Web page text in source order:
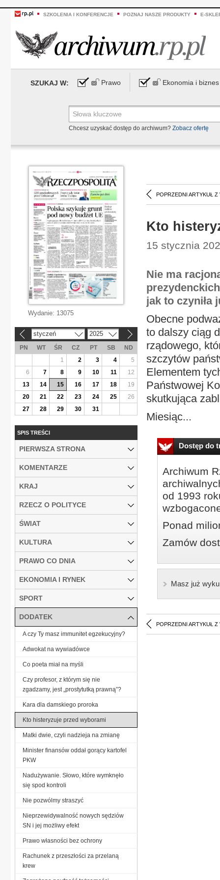
SZKOLENIA I KONFERENCJE POZNAJ NASZE PRODUKTY E-
SZUKAJ W: Prawo Ekonomia i biznes
Chcesz uzyskać dostęp do archiwum? Zobacz ofertę
POPRZEDNI ARTYKUŁ Z
Kto
15 stycznia
Nie ma
jak to czyniła
Obecne
to dalszy ciąg
rządowego,
szczytów
Elementem
Państwowej
skutkująca
Miesiąc...
Dostęp do
Archiwum
od 1993
Ponad
Zamów
Masz już
POPRZEDNI ARTYKUŁ Z
Wydanie: 13075
styczeń 2025
PN WT ŚR CZ PT SB
ND
1
2 3 4
5
6
7 8 9 10 11
12
13
14 15 16 17 18
19
20
21 22 23 24 25
26
27
28 29 30 31
SPIS TREŚCI
PIERWSZA STRONA
KOMENTARZE
KRAJ
RZECZ O POLITYCE
ŚWIAT
KULTURA
PRAWO CO DNIA
EKONOMIA I RYNEK
SPORT
DODATEK
A czy Ty masz immunitet egzekucyjny?
Adwokat na wywiadówce
Co poeta miał na myśli
Czy profesor, z którym się nie
zgadzamy, jest „prostytutką prawną”?
Kara dla damskiego proroka
Kto histeryzuje przed wyborami
Matki dwie, czyli nadzieja na zmianę
Minister finansów oddał gorący kartofel
PKW
Nadużywanie. Słowo, które wymknęło
się spod kontroli
Nie pozwólmy straszyć
Nieprzewidywalność nowych sędziów
SN i jej możliwy efekt
Prawo własności bez ochrony
Rachunek z przeszłości za przelaną
krew